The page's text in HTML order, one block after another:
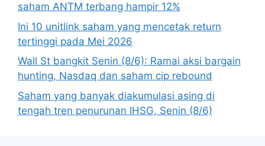
saham ANTM terbang hampir 12%
Ini 10 unitlink saham yang mencetak return
tertinggi pada Mei 2026
Wall St bangkit Senin (8/6): Ramai aksi bargain
hunting, Nasdaq dan saham cip rebound
Saham yang banyak diakumulasi asing di
tengah tren penurunan IHSG, Senin (8/6)